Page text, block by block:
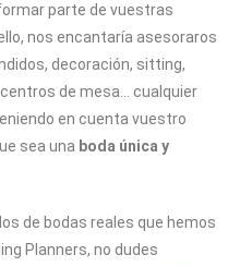
parte de vuestras
ello, nos encantaría asesoraros
decoración, sitting,
de mesa… cualquier
en cuenta vuestro
sea una boda única y
de bodas reales que hemos
Planners, no dudes